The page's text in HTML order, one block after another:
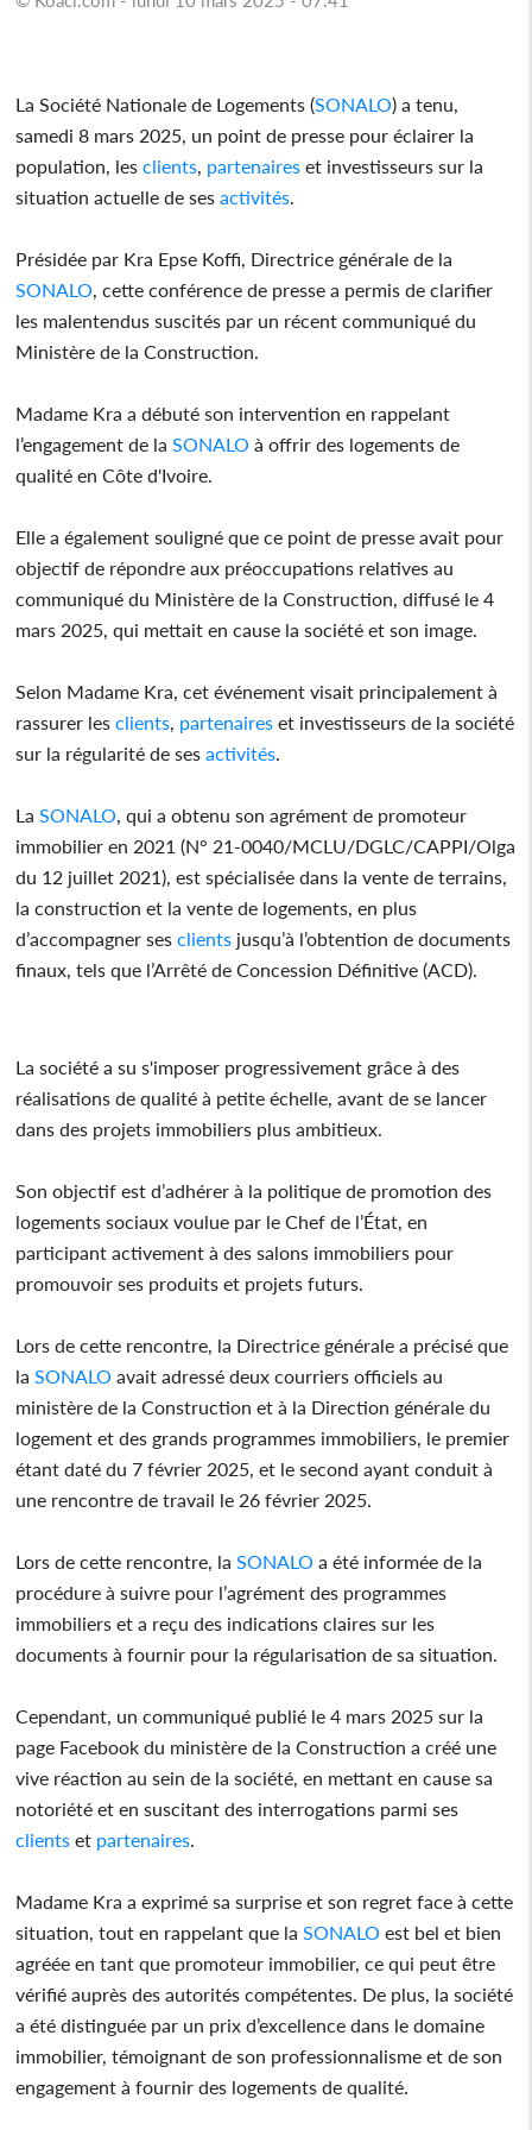
La Société Nationale de Logements (SONALO) a tenu,
samedi 8 mars 2025, un point de presse pour éclairer la
population, les clients partenaires et investisseurs sur la
situation actuelle de ses activités
Présidée par Kra Epse Koffi, Directrice générale de la
SONALO , cette conférence de presse a permis de clarifier
les malentendus suscités par un récent communiqué du
Ministère de la Construction.
Madame Kra a débuté son intervention en rappelant
l’engagement de la SONALO à offrir des logements de
qualité en Côte d'Ivoire.
Elle a également souligné que ce point de presse avait pour
objectif de répondre aux préoccupations relatives au
communiqué du Ministère de la Construction, diffusé le 4
mars 2025, qui mettait en cause la société et son image.
Selon Madame Kra, cet événement visait principalement à
rassurer les clients partenaires et investisseurs de la société
sur la régularité de ses activités
La SONALO , qui a obtenu son agrément de promoteur
immobilier en 2021 (N° 21-0040/MCLU/DGLC/CAPPI/Olga
du 12 juillet 2021), est spécialisée dans la vente de terrains,
la construction et la vente de logements, en plus
d’accompagner ses clients jusqu’à l’obtention de documents
finaux, tels que l’Arrêté de Concession Définitive (ACD).
La société a su s'imposer progressivement grâce à des
réalisations de qualité à petite échelle, avant de se lancer
dans des projets immobiliers plus ambitieux.
Son objectif est d’adhérer à la politique de promotion des
logements sociaux voulue par le Chef de l’État, en
participant activement à des salons immobiliers pour
promouvoir ses produits et projets futurs.
Lors de cette rencontre, la Directrice générale a précisé que
la SONALO avait adressé deux courriers officiels au
ministère de la Construction et à la Direction générale du
logement et des grands programmes immobiliers, le premier
étant daté du 7 février 2025, et le second ayant conduit à
une rencontre de travail le 26 février 2025.
Lors de cette rencontre, la SONALO a été informée de la
procédure à suivre pour l’agrément des programmes
immobiliers et a reçu des indications claires sur les
documents à fournir pour la régularisation de sa situation.
Cependant, un communiqué publié le 4 mars 2025 sur la
page Facebook du ministère de la Construction a créé une
vive réaction au sein de la société, en mettant en cause sa
notoriété et en suscitant des interrogations parmi ses
clients et partenaires
Madame Kra a exprimé sa surprise et son regret face à cette
situation, tout en rappelant que la SONALO est bel et bien
agréée en tant que promoteur immobilier, ce qui peut être
vérifié auprès des autorités compétentes. De plus, la société
a été distinguée par un prix d’excellence dans le domaine
immobilier, témoignant de son professionnalisme et de son
engagement à fournir des logements de qualité.